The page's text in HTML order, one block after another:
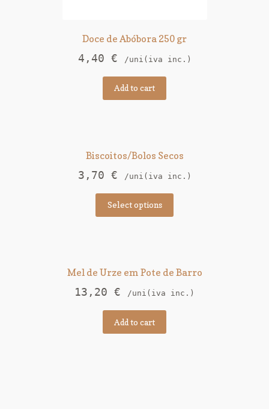
Doce de Abóbora 250 gr
4,40 € /uni(iva inc.)
Add to cart
Biscoitos/Bolos Secos
3,70 € /uni(iva inc.)
Select options
Mel de Urze em Pote de Barro
13,20 € /uni(iva inc.)
Add to cart